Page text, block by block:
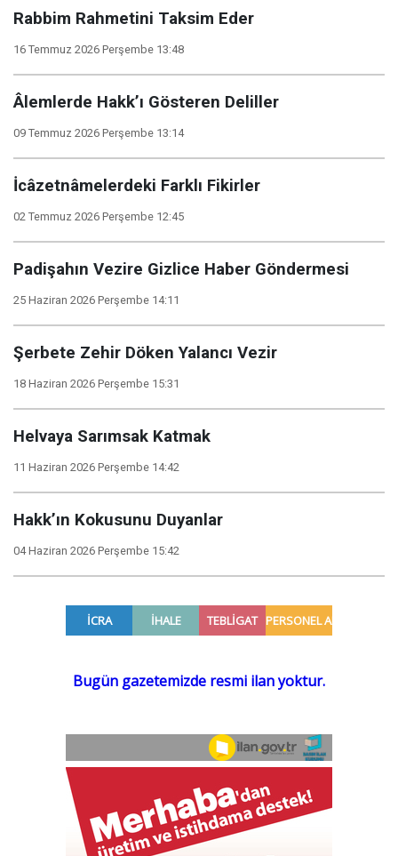
Rabbim Rahmetini Taksim Eder
16 Temmuz 2026 Perşembe 13:48
Âlemlerde Hakk’ı Gösteren Deliller
09 Temmuz 2026 Perşembe 13:14
İcâzetnâmelerdeki Farklı Fikirler
02 Temmuz 2026 Perşembe 12:45
Padişahın Vezire Gizlice Haber Göndermesi
25 Haziran 2026 Perşembe 14:11
Şerbete Zehir Döken Yalancı Vezir
18 Haziran 2026 Perşembe 15:31
Helvaya Sarımsak Katmak
11 Haziran 2026 Perşembe 14:42
Hakk’ın Kokusunu Duyanlar
04 Haziran 2026 Perşembe 15:42